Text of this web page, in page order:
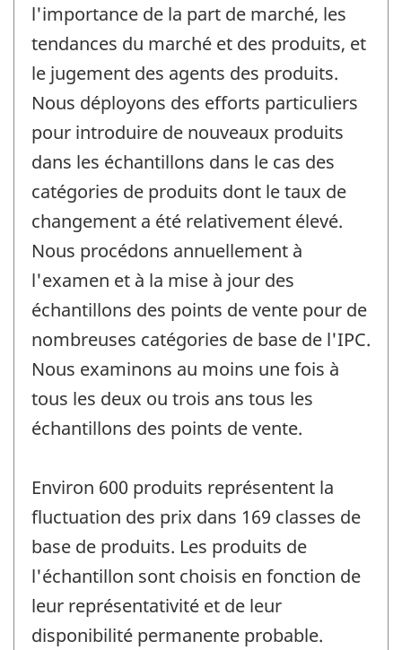
l'importance de la part de marché, les
tendances du marché et des produits, et
le jugement des agents des produits.
Nous déployons des efforts particuliers
pour introduire de nouveaux produits
dans les échantillons dans le cas des
catégories de produits dont le taux de
changement a été relativement élevé.
Nous procédons annuellement à
l'examen et à la mise à jour des
échantillons des points de vente pour de
nombreuses catégories de base de l'IPC.
Nous examinons au moins une fois à
tous les deux ou trois ans tous les
échantillons des points de vente.
Environ 600 produits représentent la
fluctuation des prix dans 169 classes de
base de produits. Les produits de
l'échantillon sont choisis en fonction de
leur représentativité et de leur
disponibilité permanente probable.